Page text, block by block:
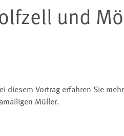
und
diesem Vortrag erfahren Sie
Müller.